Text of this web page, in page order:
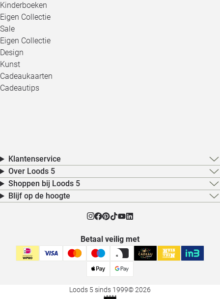
Kinderboeken
Eigen Collectie
Sale
Eigen Collectie
Design
Kunst
Cadeaukaarten
Cadeautips
Klantenservice
Over Loods 5
Shoppen bij Loods 5
Blijf op de hoogte
Betaal veilig met
Loods 5 sinds 1999© 2026